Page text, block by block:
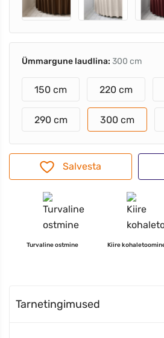
Ümmargune laudlina: 300 cm
150 cm 220 cm
290 cm 300 cm
Salvesta
Turvaline ostmine Kiire
Tarnetingimused